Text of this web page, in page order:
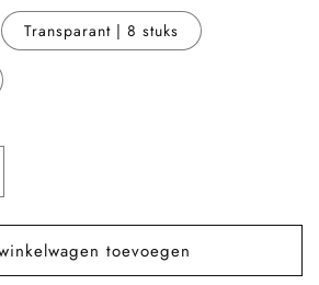
Transparant | 8 stuks
toevoegen